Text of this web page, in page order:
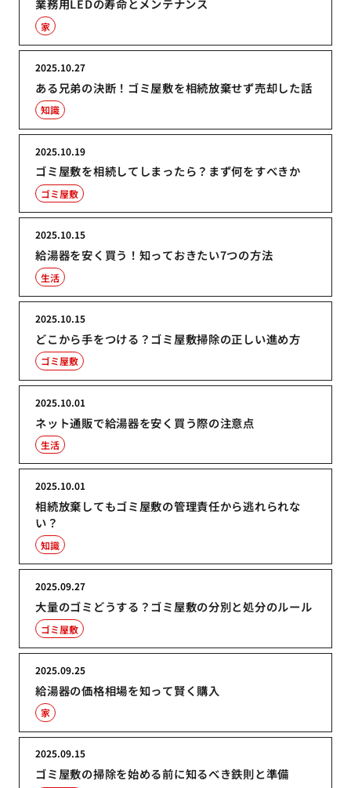
業務用LEDの寿命とメンテナンス
家
ある兄弟の決断！ゴミ屋敷を相続放棄せず売却した話
2025.10.27
知識
ゴミ屋敷を相続してしまったら？まず何をすべきか
2025.10.19
ゴミ屋敷
給湯器を安く買う！知っておきたい7つの方法
2025.10.15
生活
どこから手をつける？ゴミ屋敷掃除の正しい進め方
2025.10.15
ゴミ屋敷
ネット通販で給湯器を安く買う際の注意点
2025.10.01
生活
相続放棄してもゴミ屋敷の管理責任から逃れられな
い？
2025.10.01
知識
大量のゴミどうする？ゴミ屋敷の分別と処分のルール
2025.09.27
ゴミ屋敷
給湯器の価格相場を知って賢く購入
2025.09.25
家
ゴミ屋敷の掃除を始める前に知るべき鉄則と準備
2025.09.15